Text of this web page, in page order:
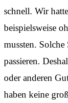
schnell. Wir
beispielsweise
mussten.
passieren.
oder anderen
haben keine